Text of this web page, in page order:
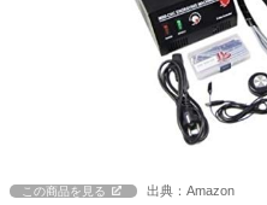
この商品を見る 出典：Amazon